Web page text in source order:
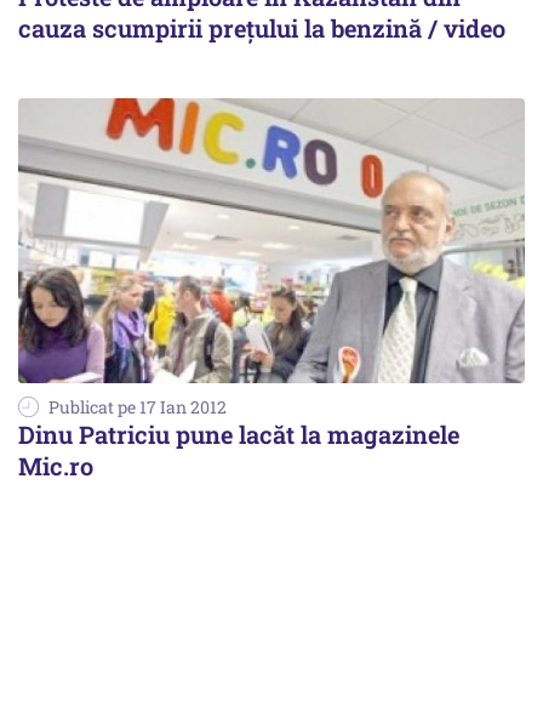
cauza scumpirii prețului la benzină / video
Publicat pe 17 Ian 2012
Dinu Patriciu pune lacăt la magazinele
Mic.ro